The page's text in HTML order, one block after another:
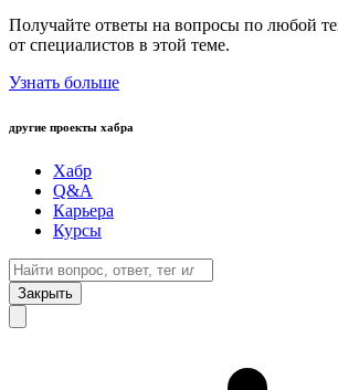
Получайте ответы на вопросы по любой
от специалистов в этой теме.
Узнать больше
другие проекты хабра
Хабр
Q&A
Карьера
Курсы
Закрыть